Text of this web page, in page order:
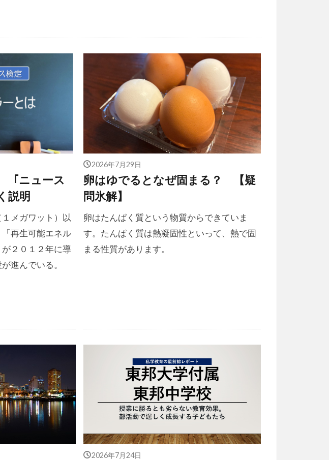
｢ニュース
説明
メガワット）以
「再生可能エネル
２０１２年に導
進んでいる。
2026年7月29日
卵はゆでるとなぜ固まる？ 【疑
問氷解】
卵はたんぱく質という物質からできていま
す。たんぱく質は熱凝固性といって、熱で固
まる性質があります。
2026年7月24日